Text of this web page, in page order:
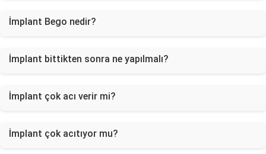
İmplant Bego nedir?
İmplant bittikten sonra ne yapılmalı?
İmplant çok acı verir mi?
İmplant çok acıtıyor mu?